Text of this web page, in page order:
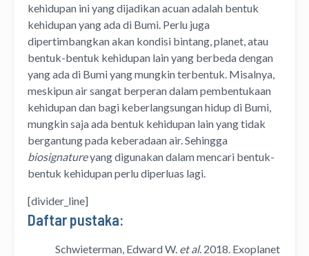
kehidupan ini yang dijadikan acuan adalah bentuk
kehidupan yang ada di Bumi. Perlu juga
dipertimbangkan akan kondisi bintang, planet, atau
bentuk-bentuk kehidupan lain yang berbeda dengan
yang ada di Bumi yang mungkin terbentuk. Misalnya,
meskipun air sangat berperan dalam pembentukaan
kehidupan dan bagi keberlangsungan hidup di Bumi,
mungkin saja ada bentuk kehidupan lain yang tidak
bergantung pada keberadaan air. Sehingga
biosignatureyang digunakan dalam mencari bentuk-
bentuk kehidupan perlu diperluas lagi.
[divider_line]
Daftar pustaka:
Schwieterman, Edward W. et al. 2018. Exoplanet